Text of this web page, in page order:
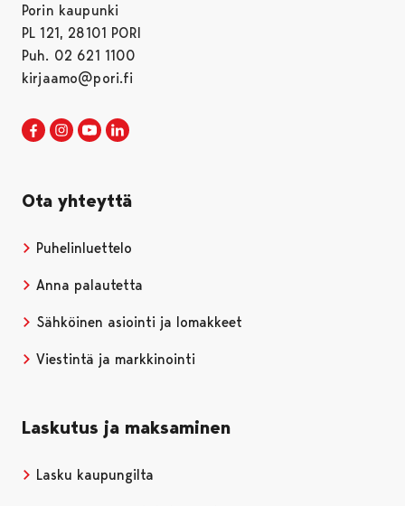
Porin kaupunki
PL 121, 28101 PORI
Puh. 02 621 1100
kirjaamo@pori.fi
Porin kaupunki Facebookissa
Avautuu uudessa välilehdessä
Porin kaupunki Instagramissa
Avautuu uudessa välilehdessä
Porin kaupunki Youtubessa
Avautuu uudessa välilehdessä
Ota yhteyttä
Puhelinluettelo
Anna palautetta
Sähköinen asiointi ja lomakkeet
Viestintä ja markkinointi
Laskutus ja maksaminen
Lasku kaupungilta